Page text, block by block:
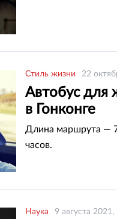
Стиль жизни 22
Автобус для
в Гонконге
Длина маршрута —
часов.
Наука 9 августа